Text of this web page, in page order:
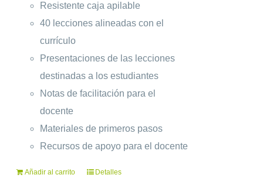
Resistente caja apilable
40 lecciones alineadas con el
currículo
Presentaciones de las lecciones
destinadas a los estudiantes
Notas de facilitación para el
docente
Materiales de primeros pasos
Recursos de apoyo para el docente
Añadir al carrito Detalles